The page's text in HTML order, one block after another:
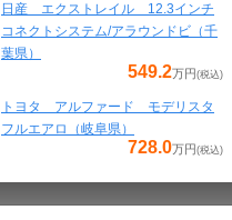
日産 エクストレイル 12.3インチ
コネクトシステム/アラウンドビ（千
葉県）
549.2万円 (税込)
トヨタ アルファード モデリスタ
フルエアロ（岐阜県）
728.0万円 (税込)